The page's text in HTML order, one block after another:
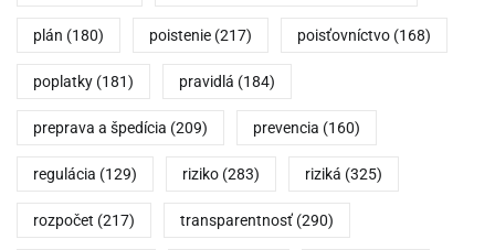
plán (180) poistenie (217) poisťovníctvo (168)
poplatky (181) pravidlá (184)
preprava a špedícia (209) prevencia (160)
regulácia (129) riziko (283) riziká (325)
rozpočet (217) transparentnosť (290)